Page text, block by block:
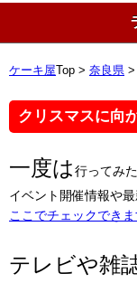
ケーキ屋 Top > 奈良県 >
クリスマスに向
一度は行ってみ
イベント開催情報や
ここでチェックできま
テレビや雑